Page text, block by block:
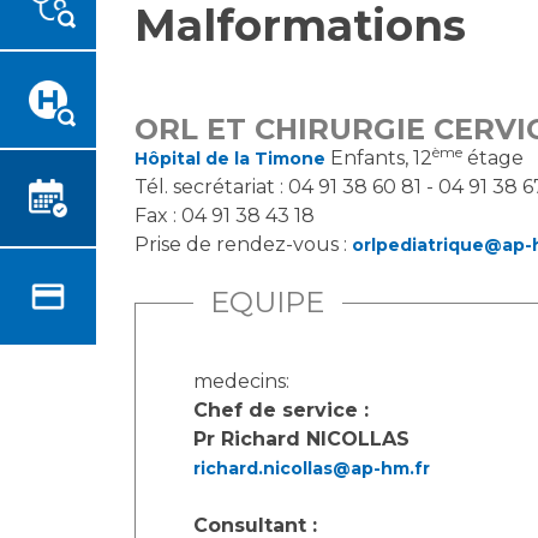
Vous accompagnez, vous
Vous avez un examen
d'imagerie ou de radiologie à
réaliser
Vous avez une analyse à
réaliser
myaphm, votre espace
santé en ligne
Vivre ensemble à l'hôpital
Culture à l'hôpital
Emplois paramédicaux
Espace Formation
Étudiants hospitaliers
Emplois techniques et
médico-techniques
Emplois divers
Chercheurs
Malformations
ORL ET CHIRURGIE
Hôpital de la Timone Enfants, 12ème étage
Tél. secrétariat : 04 91 38 60 81 - 04 91 38
Fax : 04 91 38 43 18
Prise de rendez-vous : orlpediatrique@ap-
EQUIPE
medecins:
Chef de service :
Pr Richard NICOLLAS
richard.nicollas@ap-hm.fr
Consultant :